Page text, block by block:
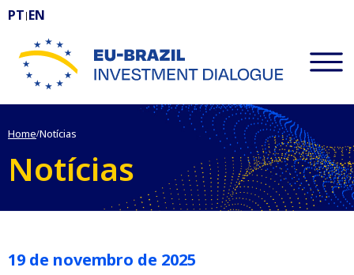
PT | EN
EU-BRAZIL Investment Dialogue
Home/Notícias
Notícias
19 de novembro de 2025